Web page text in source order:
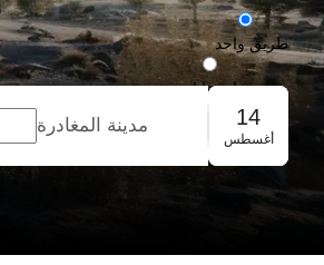
طريق واحد
رحلة ذهاب وإياب
الحجز الجماعي
14
أغسطس
مدينة المغادرة